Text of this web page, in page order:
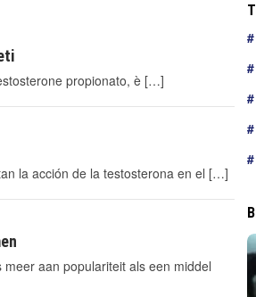
propionato, è […]
la acción de la testosterona en el […]
aan populariteit als een middel